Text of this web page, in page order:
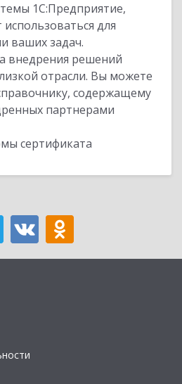
1С:Предприятие,
для
ваших задач.
внедрения решений
отрасли. Вы можете
содержащему
партнерами
сертификата